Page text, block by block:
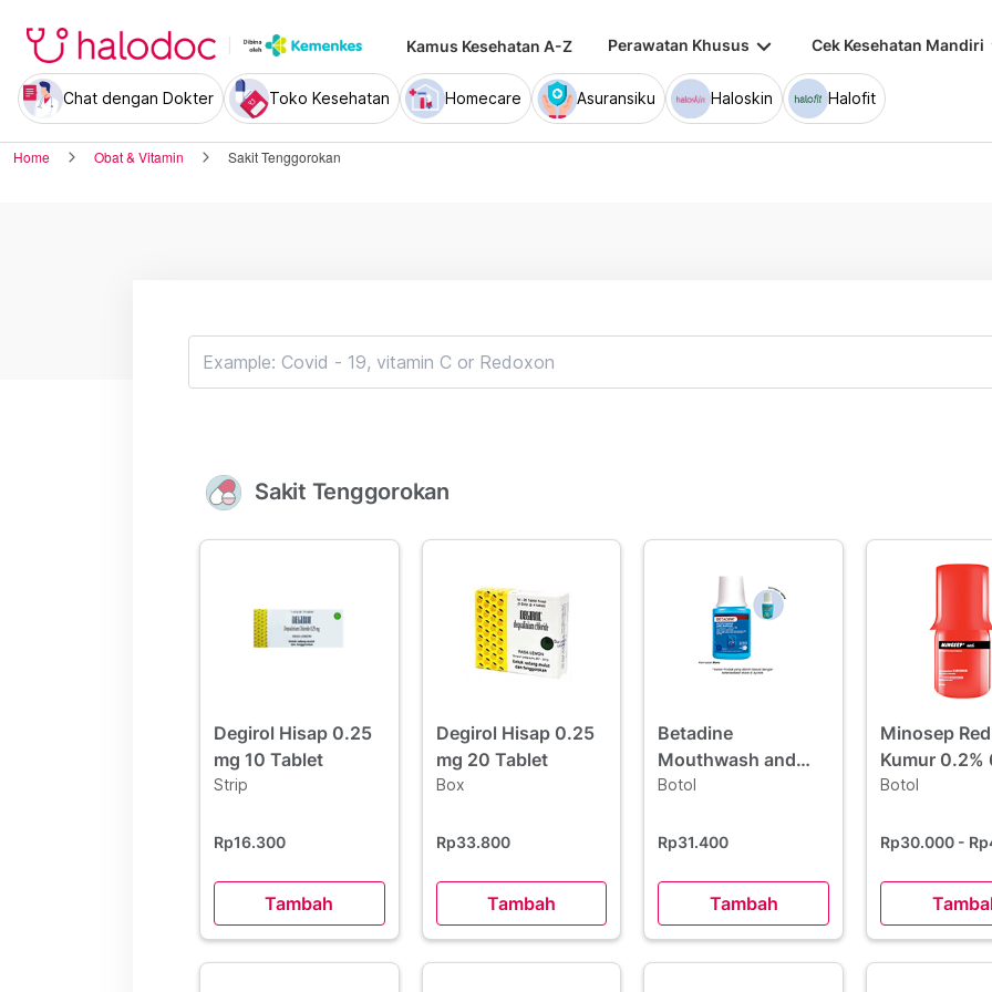
Kamus Kesehatan A-Z Perawatan Khusus keyboard_arrow_down Cek Kesehatan Mandiri
Chat dengan Dokter Toko Kesehatan Homecare Asuransiku Haloskin Halofit
Home Obat & Vitamin Sakit Tenggorokan
Sakit Tenggorokan
Degirol Hisap 0.25
mg 10 Tablet
Strip
Rp16.300
Tambah
Degirol Hisap 0.25
mg 20 Tablet
Box
Rp33.800
Tambah
Betadine
Mouthwash and
Gargle 100 ml
Botol
Rp31.400
Tambah
Minosep
Kumur 0.2%
(Merah)
Botol
Rp30.000 -